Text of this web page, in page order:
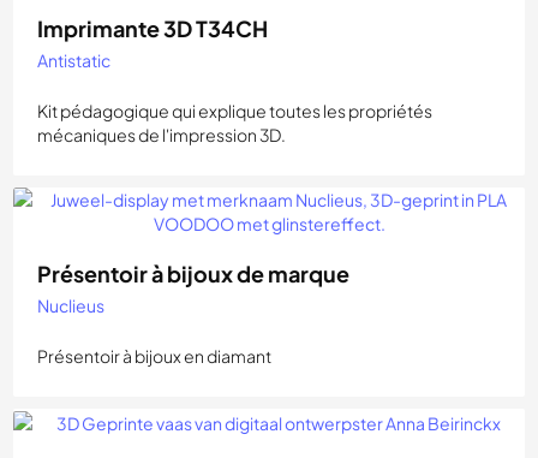
Imprimante 3D T34CH
Antistatic
Kit pédagogique qui explique toutes les propriétés
mécaniques de l'impression 3D.
Présentoir à bijoux de marque
Nuclieus
Présentoir à bijoux en diamant